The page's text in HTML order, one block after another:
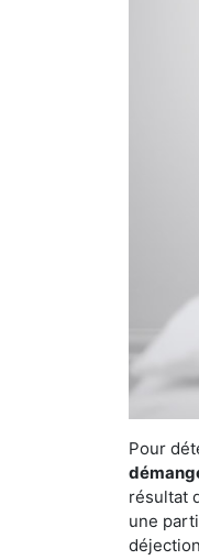
Pour
résultat
une